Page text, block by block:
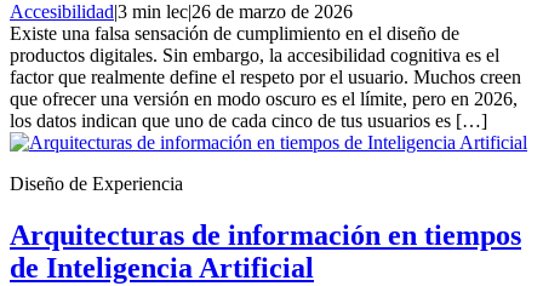
Accesibilidad|3 min lec|26 de marzo de 2026
Existe una falsa sensación de cumplimiento en el diseño de
productos digitales. Sin embargo, la accesibilidad cognitiva es el
factor que realmente define el respeto por el usuario. Muchos creen
que ofrecer una versión en modo oscuro es el límite, pero en 2026,
los datos indican que uno de cada cinco de tus usuarios es […]
Diseño de Experiencia
Arquitecturas de información en tiempos
de Inteligencia Artificial